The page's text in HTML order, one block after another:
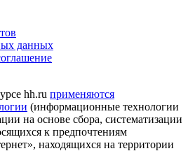
данных
hh.ru применяются
(информационные технологии
на основе сбора, систематизации
к предпочтениям
находящихся на территории